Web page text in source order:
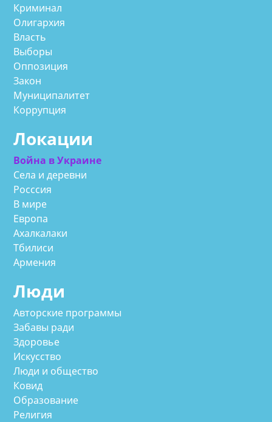
Криминал
Олигархия
Власть
Выборы
Оппозиция
Закон
Муниципалитет
Коррупция
Локации
Война в Украине
Села и деревни
Росссия
В мире
Европа
Ахалкалаки
Тбилиси
Армения
Люди
Авторские программы
Забавы ради
Здоровье
Искусство
Люди и общество
Ковид
Образование
Религия